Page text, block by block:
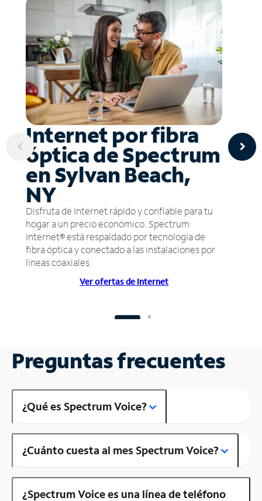
Internet por fibra
óptica de Spectrum
en Sylvan Beach,
NY
Disfruta de Internet rápido y confiable para tu
hogar a un precio económico. Spectrum
Internet® está respaldado por tecnología de
fibra óptica y conectado a las instalaciones por
líneas coaxiales.
Ver ofertas de Internet
Preguntas frecuentes
¿Qué es Spectrum Voice?
¿Cuánto cuesta al mes Spectrum Voice?
¿Spectrum Voice es una línea de teléfono